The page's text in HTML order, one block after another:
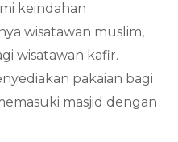
keindahan
wisatawan muslim,
wisatawan kafir.
pakaian bagi
masjid dengan